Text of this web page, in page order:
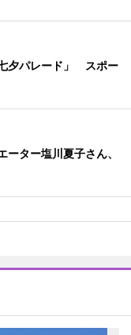
夕パレード」 スポー
ーター塩川夏子さん、